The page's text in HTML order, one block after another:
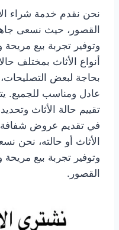
نحن نقدم خدمة شراء
القصور، حيث نسعى
وتوفير تجربة بيع
أنواع الأثاث بمختلف
بحاجة لبعض
عادل ومناسب للجميع.
تقييم حالة الأثاث
في تقديم عروض
الأثاث أو حالته، نحن
وتوفير تجربة بيع
القصور.